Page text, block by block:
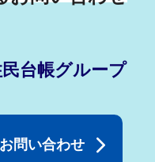
台帳グループ
問い合わせ